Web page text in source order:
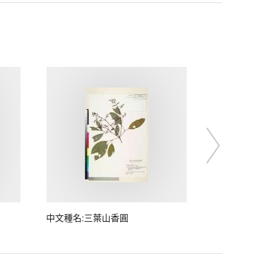
中文種名:三葉山香圓